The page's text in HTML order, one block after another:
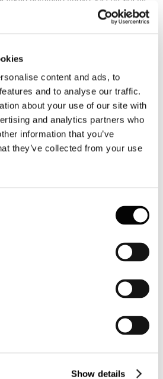
content and ads, to
and to analyse our traffic.
about your use of our site with
and analytics partners who
information that you’ve
they’ve collected from your use
Show details
che riunisce le ferrovie e i principali
a livello mondiale.
NAUTICO INTERNAZIONALE:
online entra nel vivo il percorso di
Nautico Internazionale, in programma
i servizi del trasporto pubblico. Agens,
che assicurino il finanziamento al
le aziende del trasporto